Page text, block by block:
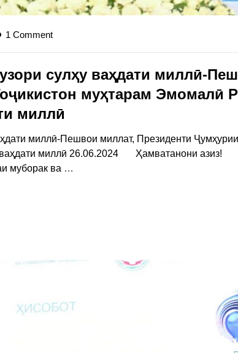
1 Comment
сулҳу ваҳдати миллӣ-
муҳтарам Эмомалӣ
миллӣ
миллӣ-Пешвои миллат, Президенти
миллӣ 26.06.2024 Ҳамватанони азиз!
муборак ва …